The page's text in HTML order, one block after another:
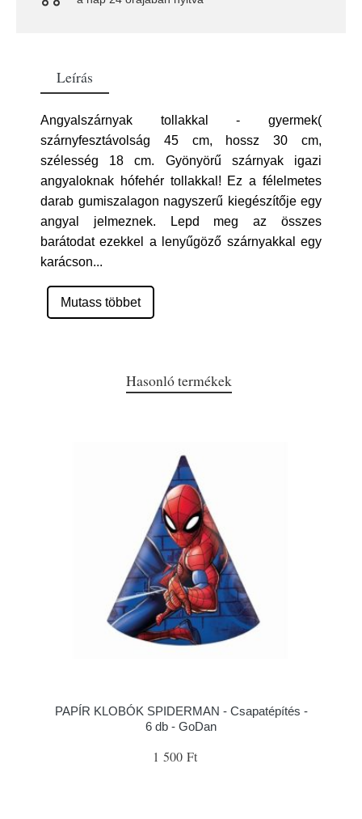
Leírás
Angyalszárnyak tollakkal - gyermek(
szárnyfesztávolság 45 cm, hossz 30 cm,
szélesség 18 cm. Gyönyörű szárnyak igazi
angyaloknak hófehér tollakkal! Ez a félelmetes
darab gumiszalagon nagyszerű kiegészítője egy
angyal jelmeznek. Lepd meg az összes
barátodat ezekkel a lenyűgöző szárnyakkal egy
karácson...
Mutass többet
Hasonló termékek
PAPÍR KLOBÓK SPIDERMAN - Csapatépítés -
6 db - GoDan
1 500 Ft